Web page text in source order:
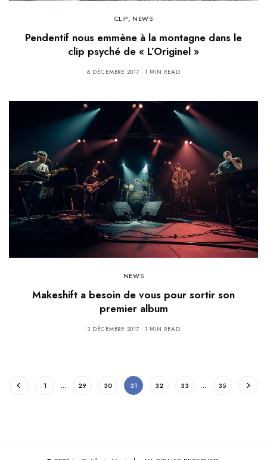
CLIP, NEWS
Pendentif nous emmène à la montagne dans le
clip psyché de « L’Originel »
6 DÉCEMBRE 2017 1 MIN READ
NEWS
Makeshift a besoin de vous pour sortir son
premier album
3 DÉCEMBRE 2017 1 MIN READ
1 … 29 30 31 32 33 … 35